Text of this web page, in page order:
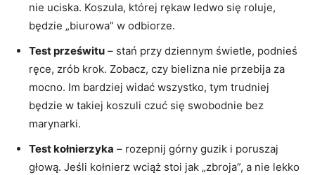
nie uciska. Koszula, której rękaw ledwo się roluje,
będzie „biurowa” w odbiorze.
Test prześwitu – stań przy dziennym świetle, podnieś
ręce, zrób krok. Zobacz, czy bielizna nie przebija za
mocno. Im bardziej widać wszystko, tym trudniej
będzie w takiej koszuli czuć się swobodnie bez
marynarki.
Test kołnierzyka – rozepnij górny guzik i poruszaj
głową. Jeśli kołnierz wciąż stoi jak „zbroja”, a nie lekko